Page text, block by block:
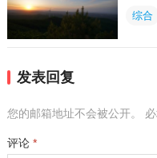
综合
发表回复
您的邮箱地址不会被公开。
评论 *